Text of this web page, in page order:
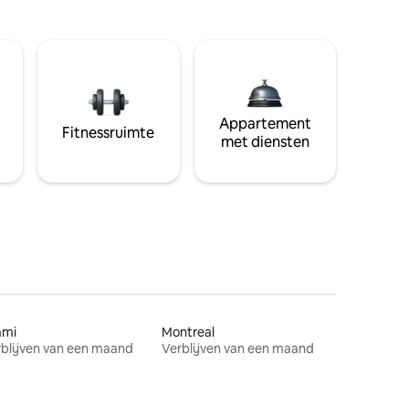
Fitnessruimte
Appartement
met diensten
van een maand
Montreal
Verblijven van een maand